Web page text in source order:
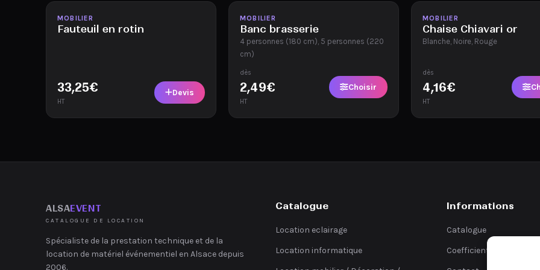
Disponible
MOBILIER
Fauteuil en rotin
33,25€
HT
Devis
Disponible
MOBILIER
Banc brasserie
4 personnes (180 cm), 5 personnes (220
cm)
dès
2,49€
HT
Choisir
Disponible
MOBILIER
Chaise Chiavari or
Blanche, Noire, Rouge
dès
4,16€
HT
ALSAEVENT
CATALOGUE DE LOCATION
Spécialiste de la prestation technique et de la
location de matériel événementiel en Alsace depuis
2006.
Catalogue
Location eclairage
Location informatique
Informations
Catalogue
Coefficients